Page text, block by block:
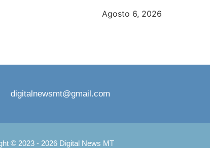
Agosto 6, 2026
digitalnewsmt@gmail.com
© 2023 - 2026 Digital News MT